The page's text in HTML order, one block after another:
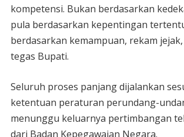
kompetensi. Bukan berdasarkan
pula berdasarkan kepentingan
berdasarkan kemampuan, rekam
tegas Bupati.
Seluruh proses panjang dijalankan
ketentuan peraturan perundang-
menunggu keluarnya pertimbangan
dari Badan Kepegawaian Negara.